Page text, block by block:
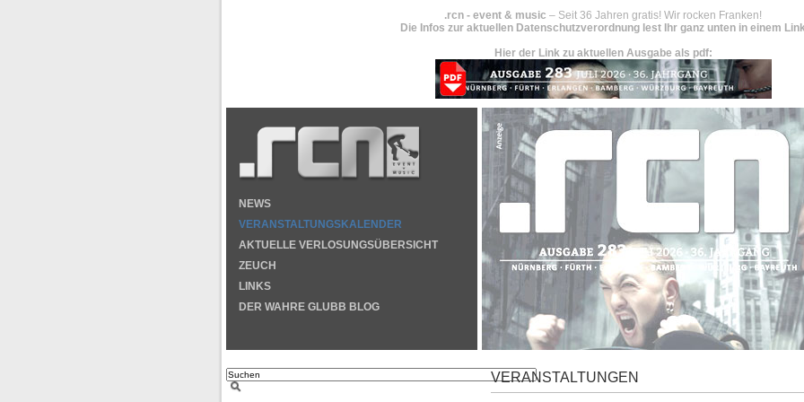
.rcn - event & music – Seit 36 Jahren gratis! Wir rocken Franken!
Die Infos zur aktuellen Datenschutzverordnung lest Ihr ganz unten in einem
Hier der Link zu aktuellen Ausgabe als pdf:
NEWS
VERANSTALTUNGSKALENDER
AKTUELLE VERLOSUNGSÜBERSICHT
ZEUCH
LINKS
DER WAHRE GLUBB BLOG
VERANSTALTUNGEN